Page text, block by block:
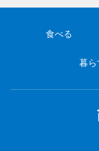
食べる
暮ら